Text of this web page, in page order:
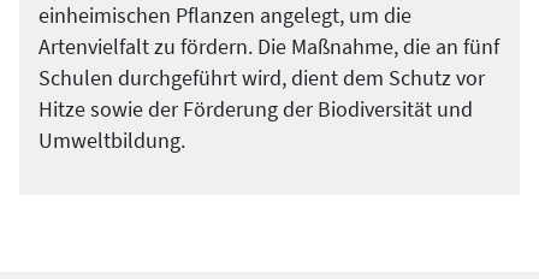
einheimischen Pflanzen angelegt, um die
Artenvielfalt zu fördern. Die Maßnahme, die an fünf
Schulen durchgeführt wird, dient dem Schutz vor
Hitze sowie der Förderung der Biodiversität und
Umweltbildung.